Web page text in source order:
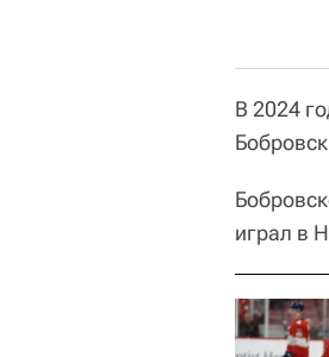
В 2024
играл в